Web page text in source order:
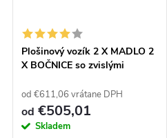
Plošinový vozík 2 X MADLO 2
X BOČNICE so zvislými
nafukovacími kolesami
52711-42
od €611,06 vrátane DPH
od €505,01
Skladem